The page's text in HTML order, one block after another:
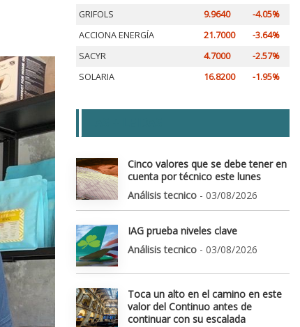
GRIFOLS
9.9640
-4.05%
ACCIONA ENERGÍA
21.7000
-3.64%
SACYR
4.7000
-2.57%
SOLARIA
16.8200 -1.95%
Cinco valores que se debe tener en
cuenta por técnico este lunes
Análisis tecnico - 03/08/2026
IAG prueba niveles clave
Análisis tecnico - 03/08/2026
Toca un alto en el camino en este
valor del Continuo antes de
continuar con su escalada